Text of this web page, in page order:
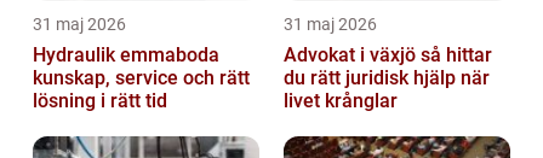
31 maj 2026
Hydraulik emmaboda
kunskap, service och rätt
lösning i rätt tid
31 maj 2026
Advokat i växjö så hittar
du rätt juridisk hjälp när
livet krånglar